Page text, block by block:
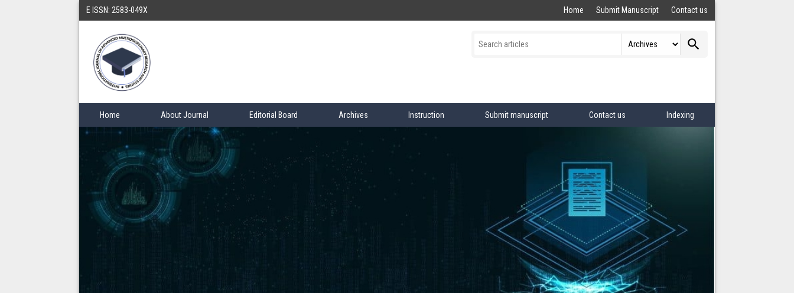
E ISSN: 2583-049X Home Submit Manuscript Contact us
search
Home About Journal Editorial Board Archives Instruction Submit manuscript Contact us Indexing